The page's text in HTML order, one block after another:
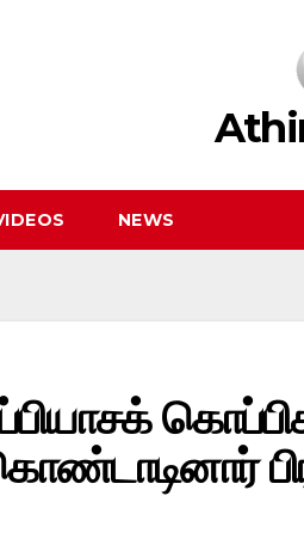
NEWS